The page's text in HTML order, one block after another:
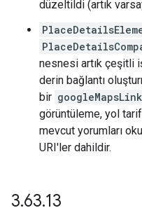
düzeltildi (artık
nesnesi artık çeşitli
derin bağlantı
bir
görüntüleme, yol
mevcut yorumları
URI'ler dahildir.
3.63.13